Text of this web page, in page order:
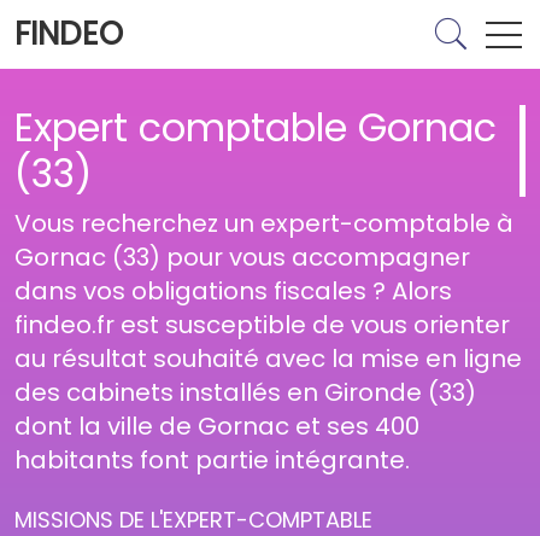
FINDEO
Expert comptable Gornac
(33)
Vous recherchez un expert-comptable à
Gornac (33) pour vous accompagner
dans vos obligations fiscales ? Alors
findeo.fr est susceptible de vous orienter
au résultat souhaité avec la mise en ligne
des cabinets installés en Gironde (33)
dont la ville de Gornac et ses 400
habitants font partie intégrante.
MISSIONS DE L'EXPERT-COMPTABLE